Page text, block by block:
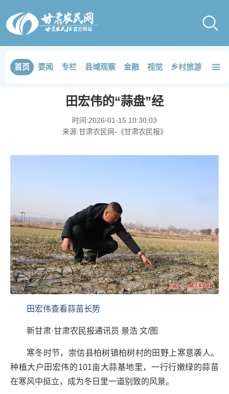
首页 要闻 专栏 县域观察 金融 视觉 乡村旅游 品鉴
≡
田宏伟的“蒜盘”经
时间:2026-01-15 10:30:03
来源:甘肃农民网-《甘肃农民报》
田宏伟查看蒜苗长势
新甘肃·甘肃农民报通讯员 景浩 文/图
寒冬时节，崇信县柏树镇柏树村的田野上寒意袭人。
种植大户田宏伟的101亩大蒜基地里，一行行嫩绿的蒜苗
在寒风中挺立，成为冬日里一道别致的风景。